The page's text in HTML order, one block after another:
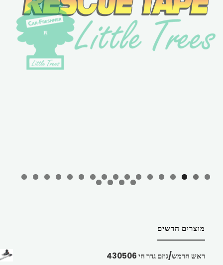
מוצרים חדשים
ראש חרמש/גוזם גדר חי 430506